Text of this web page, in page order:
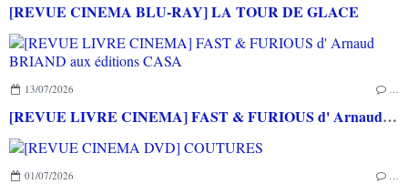
[REVUE CINEMA BLU-RAY] LA TOUR DE GLACE
13/07/2026 …
[REVUE LIVRE CINEMA] FAST & FURIOUS d' Arnaud BRIAND aux éditions CASA
01/07/2026 …